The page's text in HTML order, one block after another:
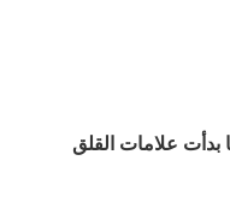
بدأت علامات القلق